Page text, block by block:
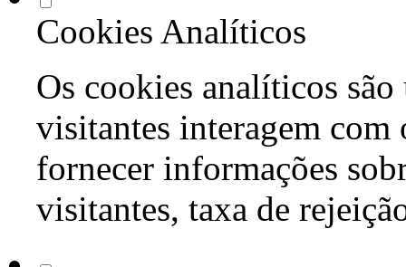
Cookies Analíticos
Os cookies analíticos são
visitantes interagem com
fornecer informações
visitantes, taxa de